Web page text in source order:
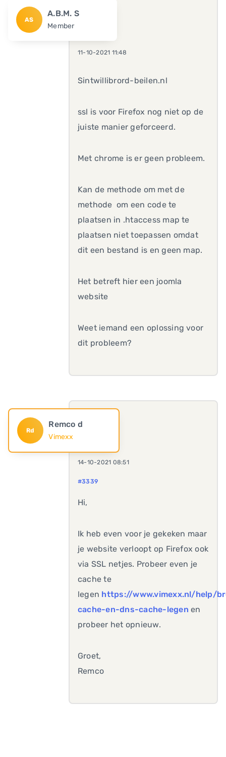
AS
A.B.M. S
Member
11-10-2021 11:48
Sintwillibrord-beilen.nl
ssl is voor Firefox nog niet op de
juiste manier geforceerd.
Met chrome is er geen probleem.
Kan de methode om met de
methode om een code te
plaatsen in .htaccess map te
plaatsen niet toepassen omdat
dit een bestand is en geen map.
Het betreft hier een joomla
website
Weet iemand een oplossing voor
dit probleem?
Rd
Remco d
Vimexx
14-10-2021 08:51
#3339
Hi,
Ik heb even voor je gekeken maar
je website verloopt op Firefox ook
via SSL netjes. Probeer even je
cache te
legen https://www.vimexx.nl/help/
cache-en-dns-cache-legen en
probeer het opnieuw.
Groet,
Remco